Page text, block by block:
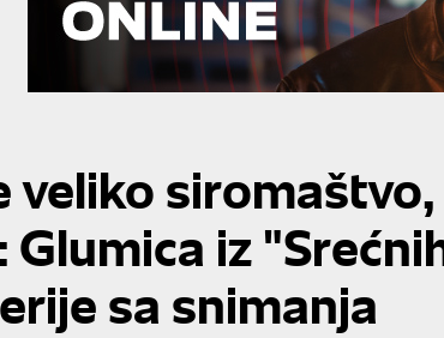
veliko
Glumica iz
sa snimanja